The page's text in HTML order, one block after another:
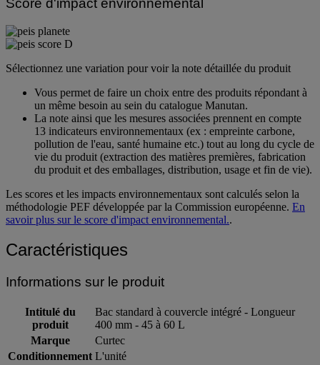
Score d'impact environnemental
Sélectionnez une variation pour voir la note détaillée du produit
Vous permet de faire un choix entre des produits répondant à
un même besoin au sein du catalogue Manutan.
La note ainsi que les mesures associées prennent en compte
13 indicateurs environnementaux (ex : empreinte carbone,
pollution de l'eau, santé humaine etc.) tout au long du cycle de
vie du produit (extraction des matières premières, fabrication
du produit et des emballages, distribution, usage et fin de vie).
Les scores et les impacts environnementaux sont calculés selon la
méthodologie PEF développée par la Commission européenne. En
savoir plus sur le score d'impact environnemental..
Caractéristiques
Informations sur le produit
Intitulé du
produit
Bac standard à couvercle intégré - Longueur
400 mm - 45 à 60 L
Marque
Curtec
Conditionnement L'unité